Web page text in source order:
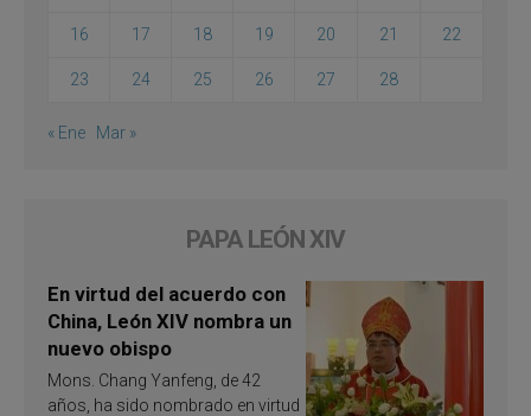
16 17 18 19 20 21 22
23 24 25 26 27 28
« Ene Mar »
PAPA LEÓN XIV
En virtud del acuerdo con
China, León XIV nombra un
nuevo obispo
Mons. Chang Yanfeng, de 42
años, ha sido nombrado en virtud